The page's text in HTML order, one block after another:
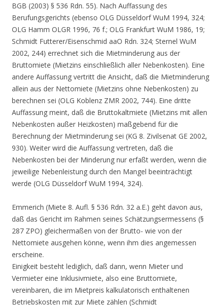
BGB (2003) § 536 Rdn. 55). Nach Auffassung des
Berufungsgerichts (ebenso OLG Düsseldorf WuM 1994, 324;
OLG Hamm OLGR 1996, 76 f.; OLG Frankfurt WuM 1986, 19;
Schmidt Futterer/Eisenschmid aaO Rdn. 324; Sternel WuM
2002, 244) errechnet sich die Mietminderung aus der
Bruttomiete (Mietzins einschließlich aller Nebenkosten). Eine
andere Auffassung vertritt die Ansicht, daß die Mietminderung
allein aus der Nettomiete (Mietzins ohne Nebenkosten) zu
berechnen sei (OLG Koblenz ZMR 2002, 744). Eine dritte
Auffassung meint, daß die Bruttokaltmiete (Mietzins mit allen
Nebenkosten außer Heizkosten) maßgebend für die
Berechnung der Mietminderung sei (KG 8. Zivilsenat GE 2002,
930). Weiter wird die Auffassung vertreten, daß die
Nebenkosten bei der Minderung nur erfaßt werden, wenn die
jeweilige Nebenleistung durch den Mangel beeinträchtigt
werde (OLG Düsseldorf WuM 1994, 324).
Emmerich (Miete 8. Aufl. § 536 Rdn. 32 a.E.) geht davon aus,
daß das Gericht im Rahmen seines Schätzungsermessens (§
287 ZPO) gleichermaßen von der Brutto- wie von der
Nettomiete ausgehen könne, wenn ihm dies angemessen
erscheine.
Einigkeit besteht lediglich, daß dann, wenn Mieter und
Vermieter eine Inklusivmiete, also eine Bruttomiete,
vereinbaren, die im Mietpreis kalkulatorisch enthaltenen
Betriebskosten mit zur Miete zählen (Schmidt